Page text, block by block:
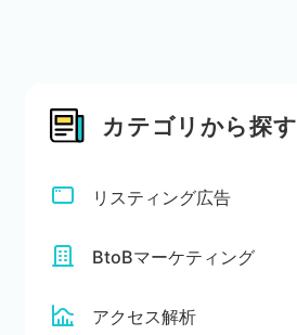
カテゴリから探す
リスティング広告
BtoBマーケティング
アクセス解析